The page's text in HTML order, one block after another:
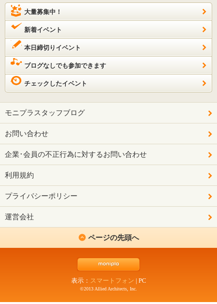
大量募集中！
新着イベント
本日締切りイベント
ブログなしでも参加できます
チェックしたイベント
モニプラスタッフブログ
お問い合わせ
企業･会員の不正行為に対するお問い合わせ
利用規約
プライバシーポリシー
運営会社
ページの先頭へ
表示： スマートフォン | PC
©2013 Allied Architects, Inc.